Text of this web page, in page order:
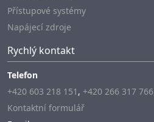
Přístupové systémy
Napájecí zdroje
Rychlý kontakt
Telefon
+420 603 218 151 , +420 266 317 766
Kontaktní formulář